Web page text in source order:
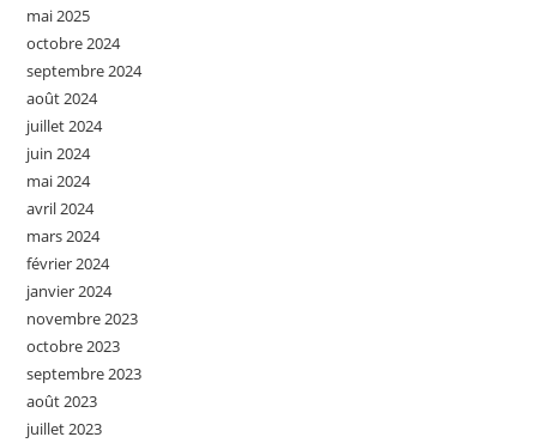
mai 2025
octobre 2024
septembre 2024
août 2024
juillet 2024
juin 2024
mai 2024
avril 2024
mars 2024
février 2024
janvier 2024
novembre 2023
octobre 2023
septembre 2023
août 2023
juillet 2023